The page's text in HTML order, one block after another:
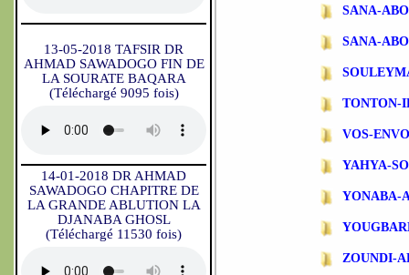
13-05-2018 TAFSIR DR
AHMAD SAWADOGO FIN DE
LA SOURATE BAQARA
(Téléchargé 9095 fois)
14-01-2018 DR AHMAD
SAWADOGO CHAPITRE DE
LA GRANDE ABLUTION LA
DJANABA GHOSL
(Téléchargé 11530 fois)
SANA-
SANA-
TONTON-
VOS-
YAHYA-
YONABA-
ZOUNDI-